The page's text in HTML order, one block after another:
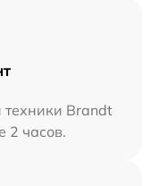
техники Brandt
2 часов.